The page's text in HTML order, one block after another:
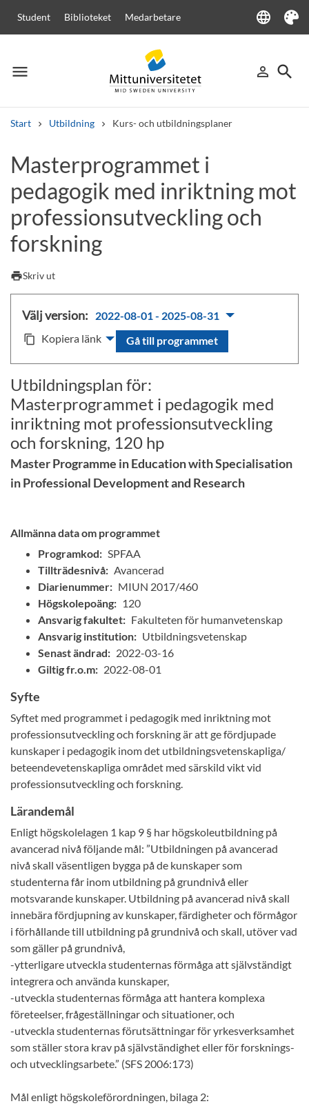
Student Biblioteket Medarbetare language
Language
Tema
menu
Meny person_outline
Logga in
search
Sök
Start Utbildning Kurs- och utbildningsplaner
Andra söktjänster
Kurser och program KursplanerVälkomstbrevPersonal
Lediga jobb
Masterprogrammet i
pedagogik med inriktning mot
professionsutveckling och
forskning
printSkriv ut
Välj version: 2022-08-01 - 2025-08-31
content_copy Kopiera länk Gå till programmet
Utbildningsplan för:
Masterprogrammet i pedagogik med
inriktning mot professionsutveckling
och forskning, 120 hp
Master Programme in Education with Specialisation
in Professional Development and Research
Allmänna data om programmet
Programkod: SPFAA
Tillträdesnivå: Avancerad
Diarienummer: MIUN 2017/460
Högskolepoäng: 120
Ansvarig fakultet: Fakulteten för humanvetenskap
Ansvarig institution: Utbildningsvetenskap
Senast ändrad: 2022-03-16
Giltig fr.o.m: 2022-08-01
Syfte
Syftet med programmet i pedagogik med inriktning mot
professionsutveckling och forskning är att ge fördjupade
kunskaper i pedagogik inom det utbildningsvetenskapliga/
beteendevetenskapliga området med särskild vikt vid
professionsutveckling och forskning.
Lärandemål
Enligt högskolelagen 1 kap 9 § har högskoleutbildning på
avancerad nivå följande mål: ”Utbildningen på avancerad
nivå skall väsentligen bygga på de kunskaper som
studenterna får inom utbildning på grundnivå eller
motsvarande kunskaper. Utbildning på avancerad nivå skall
innebära fördjupning av kunskaper, färdigheter och förmågor
i förhållande till utbildning på grundnivå och skall, utöver vad
som gäller på grundnivå,
-ytterligare utveckla studenternas förmåga att självständigt
integrera och använda kunskaper,
-utveckla studenternas förmåga att hantera komplexa
företeelser, frågeställningar och situationer, och
-utveckla studenternas förutsättningar för yrkesverksamhet
som ställer stora krav på självständighet eller för forsknings-
och utvecklingsarbete.” (SFS 2006:173)
Mål enligt högskoleförordningen, bilaga 2: